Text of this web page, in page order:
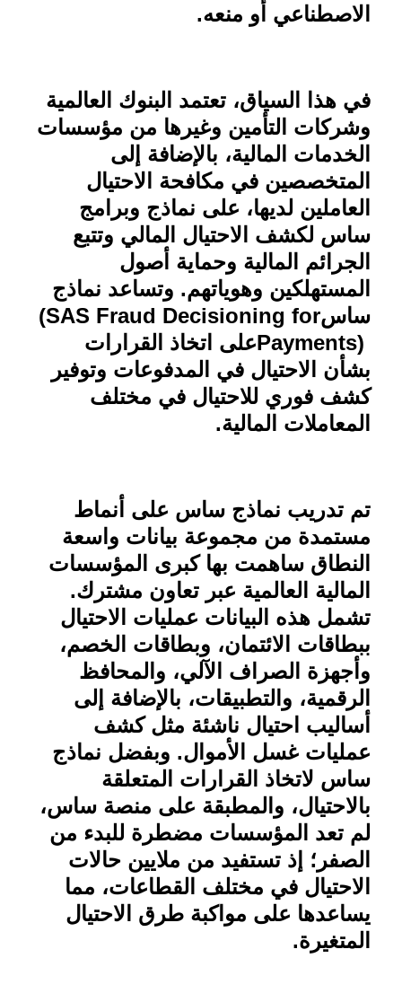
الاصطناعي أو منعه.
في هذا السياق، تعتمد البنوك العالمية
وشركات التأمين وغيرها من مؤسسات
الخدمات المالية، بالإضافة إلى
المتخصصين في مكافحة الاحتيال
العاملين لديها، على نماذج وبرامج
ساس لكشف الاحتيال المالي وتتبع
الجرائم المالية وحماية أصول
المستهلكين وهوياتهم. وتساعد نماذج
ساس(SAS Fraud Decisioning for
Payments)على اتخاذ القرارات
بشأن الاحتيال في المدفوعات وتوفير
كشف فوري للاحتيال في مختلف
المعاملات المالية.
تم تدريب نماذج ساس على أنماط
مستمدة من مجموعة بيانات واسعة
النطاق ساهمت بها كبرى المؤسسات
المالية العالمية عبر تعاون مشترك.
تشمل هذه البيانات عمليات الاحتيال
ببطاقات الائتمان، وبطاقات الخصم،
وأجهزة الصراف الآلي، والمحافظ
الرقمية، والتطبيقات، بالإضافة إلى
أساليب احتيال ناشئة مثل كشف
عمليات غسل الأموال. وبفضل نماذج
ساس لاتخاذ القرارات المتعلقة
بالاحتيال، والمطبقة على منصة ساس،
لم تعد المؤسسات مضطرة للبدء من
الصفر؛ إذ تستفيد من ملايين حالات
الاحتيال في مختلف القطاعات، مما
يساعدها على مواكبة طرق الاحتيال
المتغيرة.